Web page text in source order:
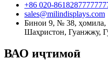
+86 020-
sales@milindisplays.com
Бинои 9, № 38,
Шаҳристон, Гуанжжу,
ВАО иҷтимоӣ